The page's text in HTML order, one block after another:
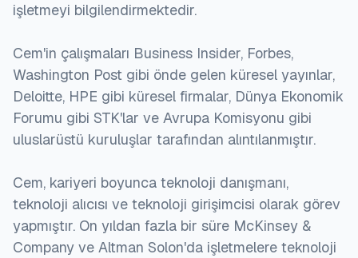
işletmeyi bilgilendirmektedir.
Cem'in çalışmaları Business Insider, Forbes,
Washington Post gibi önde gelen küresel yayınlar,
Deloitte, HPE gibi küresel firmalar, Dünya Ekonomik
Forumu gibi STK'lar ve Avrupa Komisyonu gibi
uluslarüstü kuruluşlar tarafından alıntılanmıştır.
Cem, kariyeri boyunca teknoloji danışmanı,
teknoloji alıcısı ve teknoloji girişimcisi olarak görev
yapmıştır. On yıldan fazla bir süre McKinsey &
Company ve Altman Solon'da işletmelere teknoloji